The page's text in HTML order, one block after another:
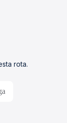
rota.